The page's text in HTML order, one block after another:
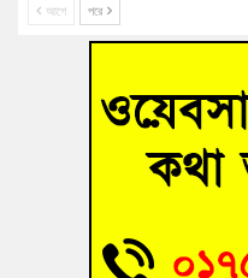
আহত শিক্ষার্থীদের দেখতে
হোমনায় বিধবা নারীর জমি
বুড়িচংয়ে অতিথি পাখির
বুড়িচংয়ে জুলাই গণঅভ্যুত্থান
আগে পরে